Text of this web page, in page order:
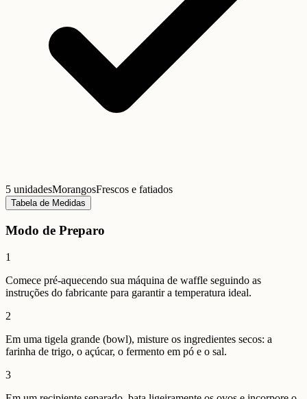
5 unidadesMorangosFrescos e fatiados
Tabela de Medidas
Modo de Preparo
1
Comece pré-aquecendo sua máquina de waffle seguindo as
instruções do fabricante para garantir a temperatura ideal.
2
Em uma tigela grande (bowl), misture os ingredientes secos: a
farinha de trigo, o açúcar, o fermento em pó e o sal.
3